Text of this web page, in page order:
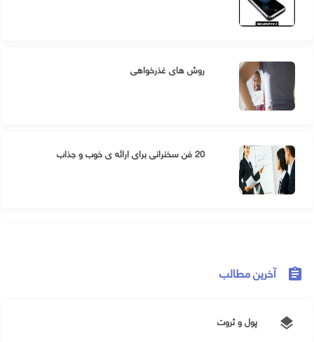
روش های غذرخواهی
20 فن سخنرانی برای ارائه ی خوب و جذاب
assignment آخرین مطالب
layers پول و ثروت